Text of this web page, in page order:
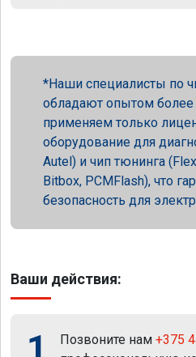
Наши специалисты по
обладают опытом
применяем только
оборудование для
Autel) и чип тюнинга
Bitbox, PCMFlash), что
безопасность для
Ваши действия:
1 Позвоните нам +375